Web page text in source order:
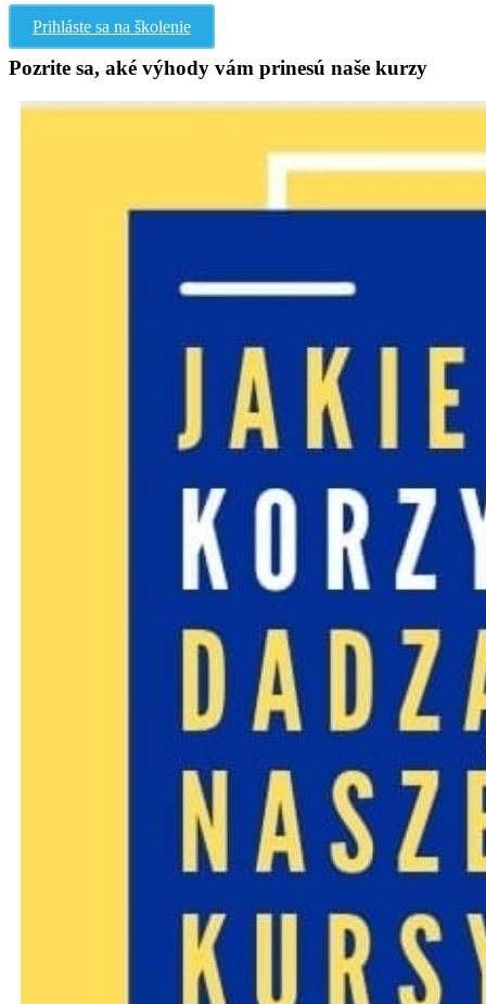
Prihláste sa na školenie
Pozrite sa, aké výhody vám prinesú naše kurzy